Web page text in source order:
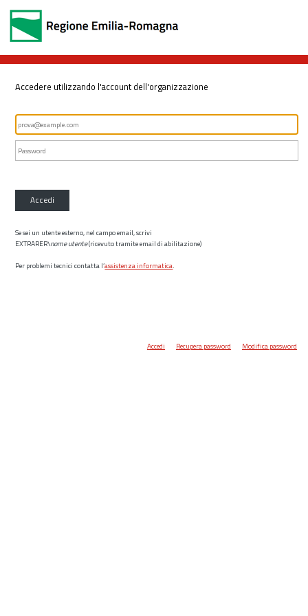
Accedere utilizzando l'account dell'organizzazione
Accedi
Se sei un utente esterno, nel campo email, scrivi
EXTRARER\nome utente(ricevuto tramite email di abilitazione)
Per problemi tecnici contatta l’assistenza informatica.
Accedi Recupera password Modifica password